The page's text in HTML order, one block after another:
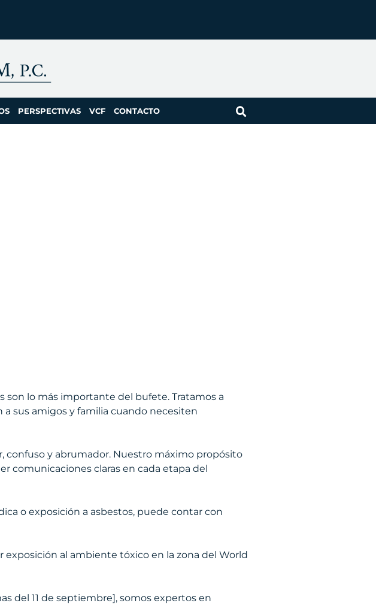
PERSPECTIVAS VCF CONTACTO
son lo más importante del bufete. Tratamos a
sus amigos y familia cuando necesiten
y abrumador. Nuestro máximo propósito
comunicaciones claras en cada etapa del
o exposición a asbestos, puede contar con
al ambiente tóxico en la zona del World
del 11 de septiembre], somos expertos en